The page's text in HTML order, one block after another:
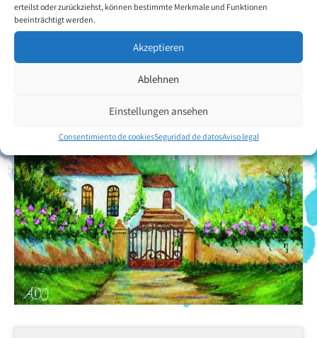
erteilst oder zurückziehst, können bestimmte Merkmale und Funktionen
beeinträchtigt werden.
Akzeptieren
Ablehnen
Einstellungen ansehen
Consentimiento de cookiesSeguridad de datosAviso legal
Volver a la descripción general del artista